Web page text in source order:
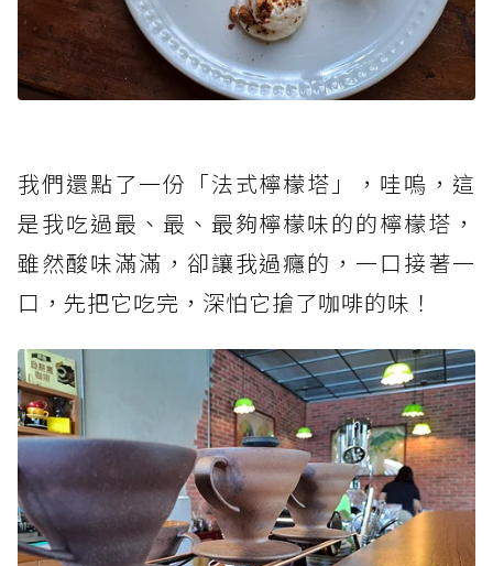
我們還點了一份「法式檸檬塔」，哇嗚，這
是我吃過最、最、最夠檸檬味的的檸檬塔，
雖然酸味滿滿，卻讓我過癮的，一口接著一
口，先把它吃完，深怕它搶了咖啡的味！